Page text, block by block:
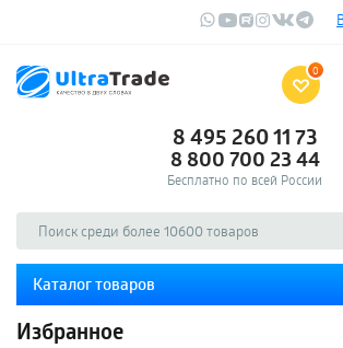
0
8 495 260 11 73
8 800 700 23 44
Бесплатно по всей России
Каталог товаров
Избранное